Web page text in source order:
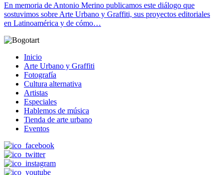
En memoria de Antonio Merino publicamos este diálogo que
sostuvimos sobre Arte Urbano y Graffiti, sus proyectos editoriales
en Latinoamérica y de cómo…
Inicio
Arte Urbano y Graffiti
Fotografía
Cultura alternativa
Artistas
Especiales
Hablemos de música
Tienda de arte urbano
Eventos